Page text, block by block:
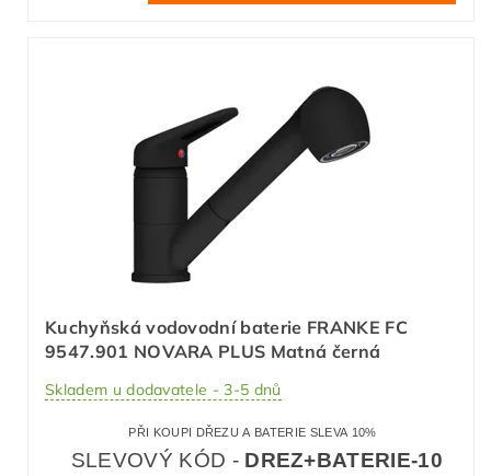
Kuchyňská vodovodní baterie FRANKE FC
9547.901 NOVARA PLUS Matná černá
Skladem u dodavatele - 3-5 dnů
PŘI KOUPI DŘEZU A BATERIE SLEVA 10%
SLEVOVÝ KÓD - DREZ+BATERIE-10